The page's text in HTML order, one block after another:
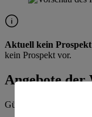
Aktuell kein
kein Prospekt vor.
Angebote der
Gültig vom